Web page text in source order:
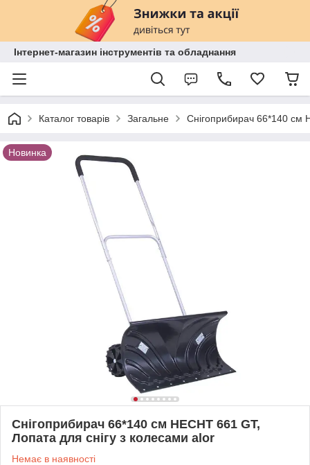
Інтернет-магазин інструментів та обладнання
Каталог товарів Загальне Снігоприбирач 66*140 см
Новинка
Снігоприбирач 66*140 см HECHT 661 GT,
Лопата для снігу з колесами alor
Немає в наявності